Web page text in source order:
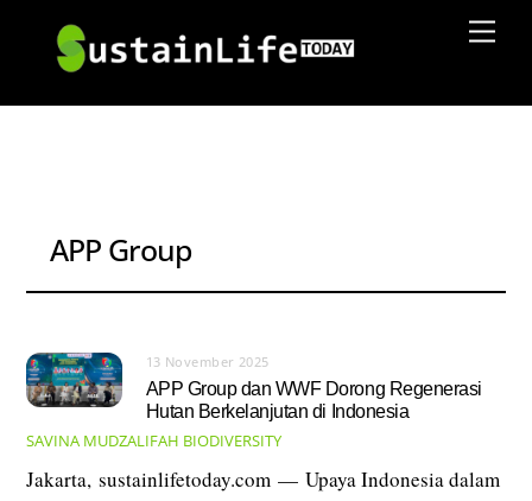
content
APP Group
13 November 2025
APP Group dan WWF Dorong Regenerasi
Hutan Berkelanjutan di Indonesia
SAVINA MUDZALIFAH BIODIVERSITY
Jakarta, sustainlifetoday.com — Upaya Indonesia dalam